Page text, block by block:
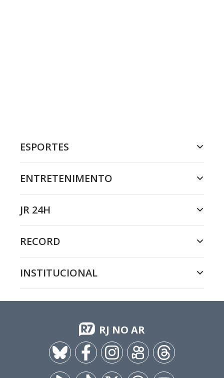
ESPORTES
ENTRETENIMENTO
JR 24H
RECORD
INSTITUCIONAL
RJ NO AR